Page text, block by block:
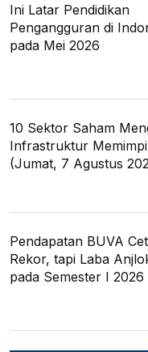
Ini Latar Pendidikan
Pengangguran di
pada Mei 2026
10 Sektor Saham
Infrastruktur
(Jumat, 7 Agustus
Pendapatan BUVA
Rekor, tapi Laba
pada Semester I 2026